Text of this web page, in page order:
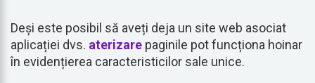
Deși este posibil să aveți deja un site web asociat
aplicației dvs. aterizare paginile pot funcționa hoinar
în evidențierea caracteristicilor sale unice.